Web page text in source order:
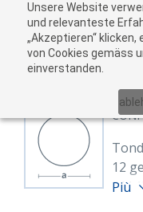
Unsere Website
und relevanteste
„Akzeptieren“
von Cookies gemäss
einverstanden.
01 02
12
Più